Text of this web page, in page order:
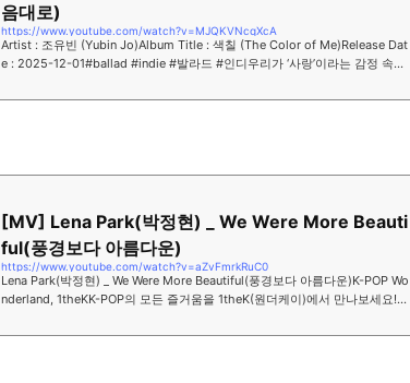
음대로)
https://www.youtube.com/watch?v=MJQKVNcqXcA
Artist : 조유빈 (Yubin Jo)Album Title : 색칠 (The Color of Me)Release Dat
e : 2025-12-01#ballad #indie #발라드 #인디우리가 ‘사랑’이라는 감정 속에
[MV] Lena Park(박정현) _ We Were More Beauti
ful(풍경보다 아름다운)
https://www.youtube.com/watch?v=aZvFmrkRuC0
Lena Park(박정현) _ We Were More Beautiful(풍경보다 아름다운)K-POP Wo
nderland, 1theKK-POP의 모든 즐거움을 1theK(원더케이)에서 만나보세요! :)